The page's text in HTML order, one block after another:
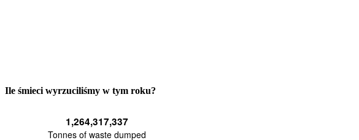
Ile śmieci wyrzuciliśmy w tym roku?